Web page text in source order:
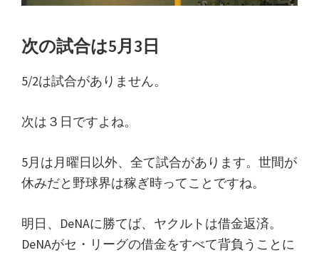
次の試合は5月3日
5/2は試合がありません。
次は３日ですよね。
5月は月曜日以外、全て試合があります。世間が
休みだと野球界は稼ぎ時ってことですね。
明日、DeNAに勝てば、ヤクルトは借金返済。
DeNAがセ・リーグの借金をすべて背負うことに